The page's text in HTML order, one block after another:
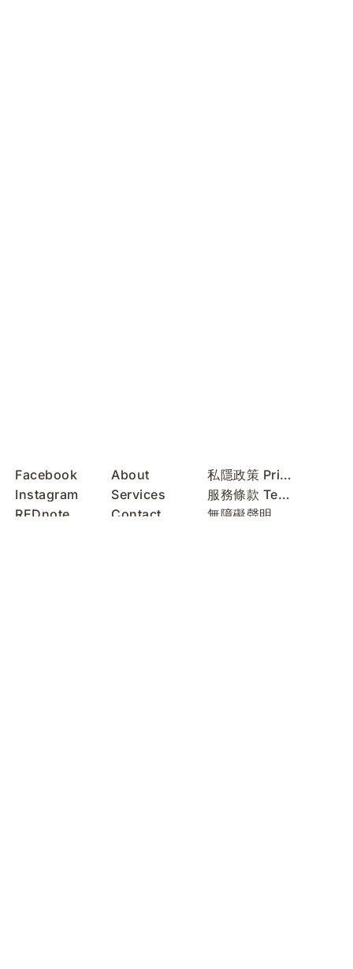
Facebook
Instagram
REDnote
About
Services
Contact
私隱政策 Privacy Policy
服務條款 Terms of Use